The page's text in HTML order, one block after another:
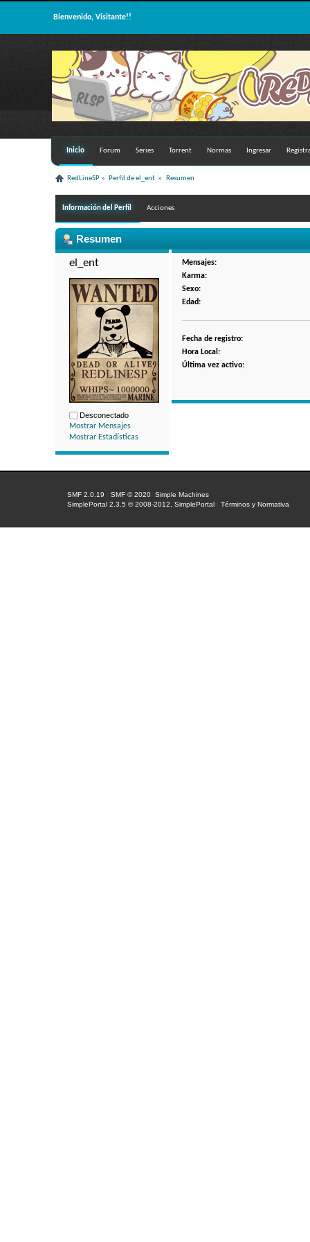
Bienvenido, Visitante!!
Inicio Forum Series Torrent Normas Ingresar
RedLineSP » Perfil de el_ent » Resumen
Información del Perfil Acciones
Resumen
el_ent
Desconectado
Mostrar Mensajes
Mostrar Estadísticas
Mensajes:
Karma:
Sexo:
Edad:
Fecha de registro:
Hora Local:
Última vez activo:
SMF 2.0.19 |SMF © 2020 ,Simple Machines
SimplePortal 2.3.5 © 2008-2012, SimplePortal
|Términos y Normativa